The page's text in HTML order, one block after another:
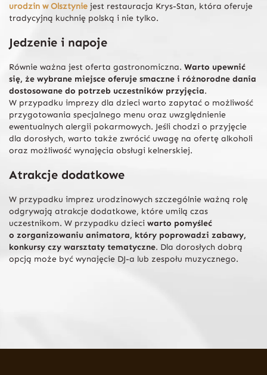
urodzin w Olsztynie jest restauracja Krys-Stan, która oferuje
tradycyjną kuchnię polską i nie tylko.
Jedzenie i napoje
Równie ważna jest oferta gastronomiczna. Warto upewnić
się, że wybrane miejsce oferuje smaczne i różnorodne dania
dostosowane do potrzeb uczestników przyjęcia.
W przypadku imprezy dla dzieci warto zapytać o możliwość
przygotowania specjalnego menu oraz uwzględnienie
ewentualnych alergii pokarmowych. Jeśli chodzi o przyjęcie
dla dorosłych, warto także zwrócić uwagę na ofertę alkoholi
oraz możliwość wynajęcia obsługi kelnerskiej.
Atrakcje dodatkowe
W przypadku imprez urodzinowych szczególnie ważną rolę
odgrywają atrakcje dodatkowe, które umilą czas
uczestnikom. W przypadku dzieci warto pomyśleć
o zorganizowaniu animatora, który poprowadzi zabawy,
konkursy czy warsztaty tematyczne. Dla dorosłych dobrą
opcją może być wynajęcie DJ-a lub zespołu muzycznego.